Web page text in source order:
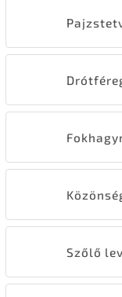
Szőlő